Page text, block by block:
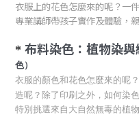
衣服上的花色怎麼來的呢？一
專業講師帶孩子實作及體驗，
* 布料染色：植物染
色）
衣服的顏色和花色怎麼來的呢
造呢？ 除了印刷之外，如何染
特別挑選來自大自然無毒的植